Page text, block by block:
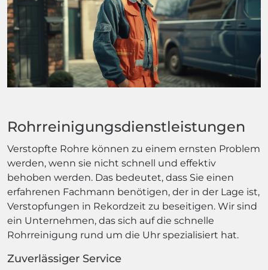
Rohrreinigungsdienstleistungen
Verstopfte Rohre können zu einem ernsten Problem
werden, wenn sie nicht schnell und effektiv
behoben werden. Das bedeutet, dass Sie einen
erfahrenen Fachmann benötigen, der in der Lage ist,
Verstopfungen in Rekordzeit zu beseitigen. Wir sind
ein Unternehmen, das sich auf die schnelle
Rohrreinigung rund um die Uhr spezialisiert hat.
Zuverlässiger Service